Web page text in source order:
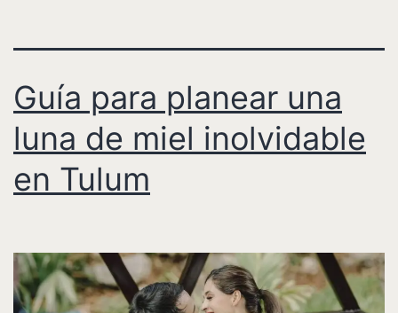
Guía para planear una
luna de miel inolvidable
en Tulum